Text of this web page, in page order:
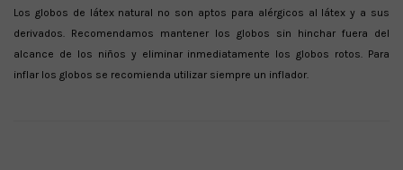
Los globos de látex natural no son aptos para alérgicos al látex y a sus
derivados. Recomendamos mantener los globos sin hinchar fuera del
alcance de los niños y eliminar inmediatamente los globos rotos. Para
inflar los globos se recomienda utilizar siempre un inflador.